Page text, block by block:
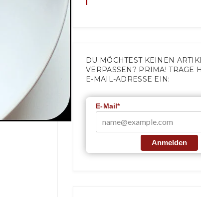
DU MÖCHTEST KEINEN
VERPASSEN? PRIMA! TRAGE
E-MAIL-ADRESSE EIN:
E-Mail*
Anmelden